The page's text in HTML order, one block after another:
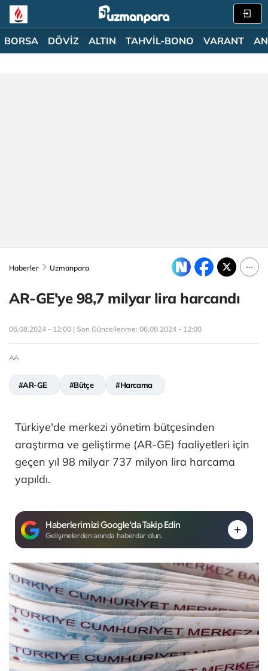
BORSA DÖVİZ ALTIN TAHVİL-BONO VARANT
Haberler Uzmanpara
AR-GE'ye 98,7 milyar lira harcandı
06.08.2024 - 12:00 | Son Güncellenme: 06.08.2024 - 12:00
AA
#AR-GE #Bütçe #Harcama
Türkiye'de merkezi yönetim bütçesinden
araştırma ve geliştirme (AR-GE) faaliyetleri için
geçen yıl 98 milyar 737 milyon lira harcama
yapıldı.
Haberlerimizi Google'da Takip Edin
Gelişmelerden anında haberdar olun.